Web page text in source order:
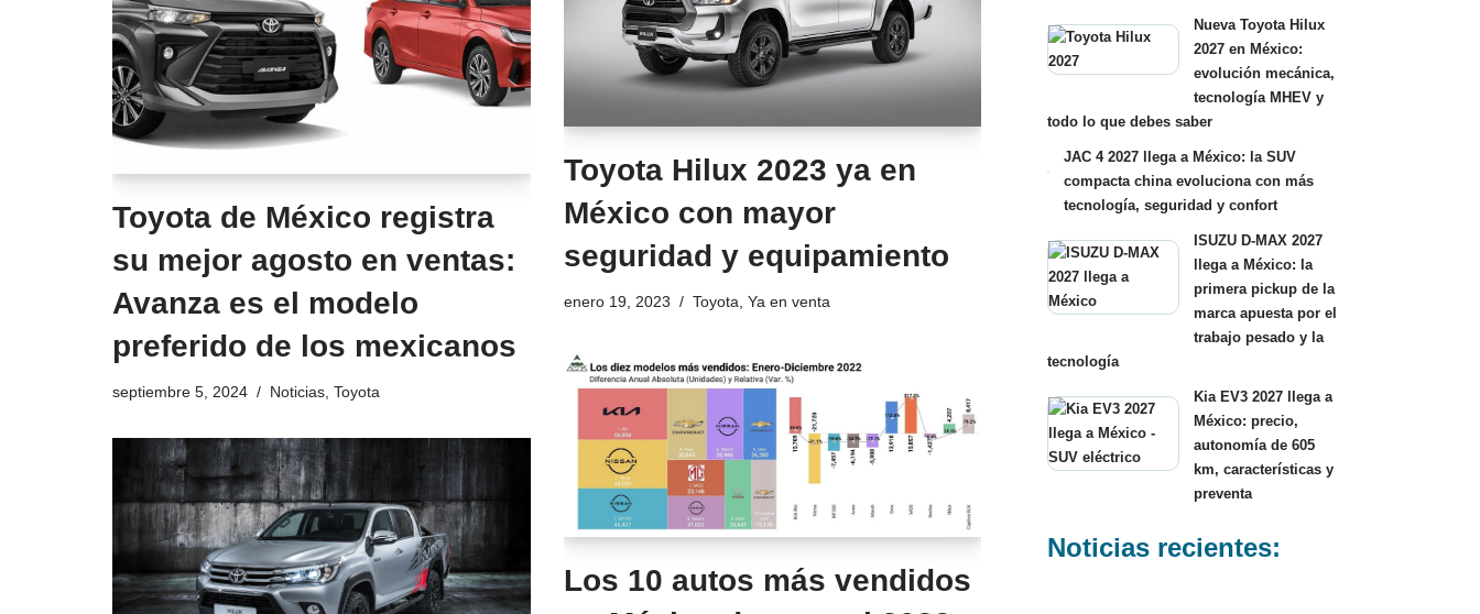
Toyota de México registra
su mejor agosto en ventas:
Avanza es el modelo
preferido de los mexicanos
septiembre 5, 2024 Noticias Toyota
Toyota Hilux 2023 ya en
México con mayor
seguridad y equipamiento
enero 19, 2023 Toyota Ya en venta
Los 10 autos más vendidos
Nueva Toyota Hilux
2027 en México:
evolución mecánica,
tecnología MHEV y
todo lo que debes saber
JAC 4 2027 llega a México: la SUV
compacta china evoluciona con más
tecnología, seguridad y confort
ISUZU D-MAX 2027
llega a México: la
primera pickup de la
marca apuesta por el
trabajo pesado y la
tecnología
Kia EV3 2027 llega a
México: precio,
autonomía de 605
km, características y
preventa
Noticias recientes: